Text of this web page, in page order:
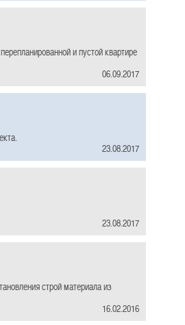
и пустой квартире
06.09.2017
23.08.2017
23.08.2017
строй материала из
16.02.2016